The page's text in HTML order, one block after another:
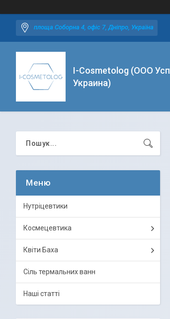
площа Соборна 4, офіс 7, Дніпро, Україна
I-Cosmetolog (ООО
Украина)
Нутріцевтики
Космецевтика
Квіти Баха
Сіль термальних ванн
Наші статті